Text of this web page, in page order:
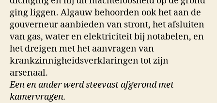
ging liggen. Algauw behoorden ook het aan de
gouverneur aanbieden van stront, het afsluiten
van gas, water en elektriciteit bij notabelen, en
het dreigen met het aanvragen van
krankzinnig­heidsverklaringen tot zijn
arsenaal.
Een en ander werd stee­vast afgerond met
kamervragen.